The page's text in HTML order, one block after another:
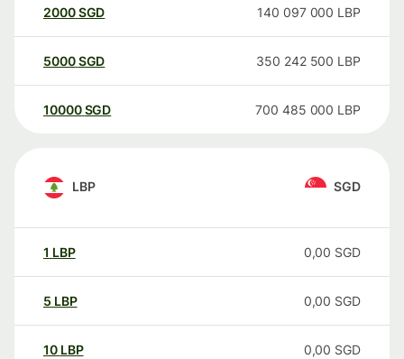
2000SGD 140 097 000 LBP
5000SGD 350 242 500 LBP
10000 SGD 700 485 000 LBP
LBP SGD
1 LBP 0,00 SGD
5 LBP 0,00 SGD
10 LBP 0,00 SGD